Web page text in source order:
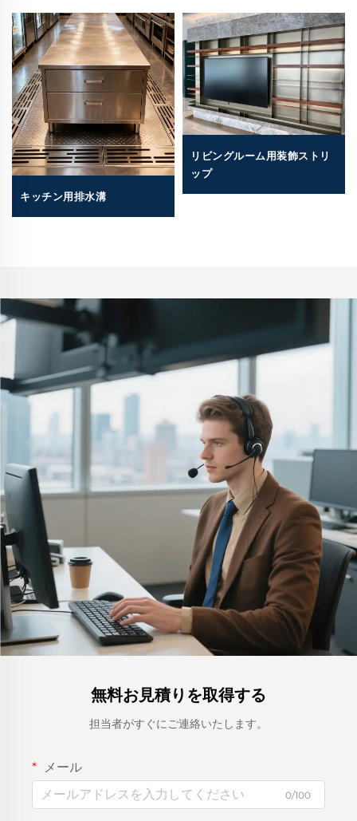
キッチン用排水溝
リビングルーム用装飾ストリ
ップ
無料お見積りを取得する
担当者がすぐにご連絡いたします。
メール
0/100